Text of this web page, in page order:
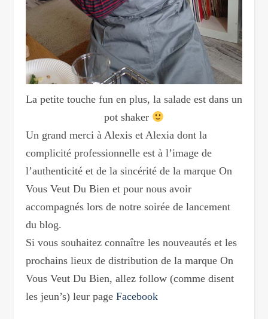
La petite touche fun en plus, la salade est dans un
pot shaker
Un grand merci à Alexis et Alexia dont la
complicité professionnelle est à l’image de
l’authenticité et de la sincérité de la marque On
Vous Veut Du Bien et pour nous avoir
accompagnés lors de notre soirée de lancement
du blog.
Si vous souhaitez connaître les nouveautés et les
prochains lieux de distribution de la marque On
Vous Veut Du Bien, allez follow (comme disent
les jeun’s) leur page Facebook